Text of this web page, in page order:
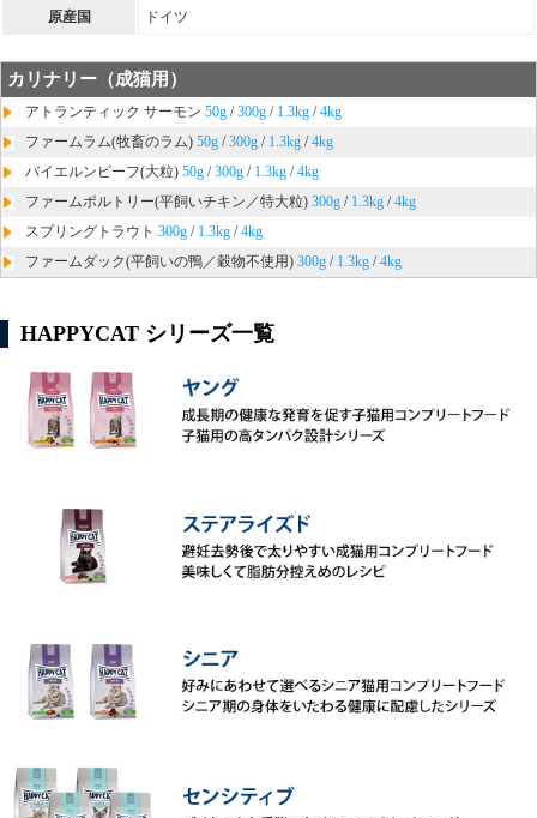
原産国 ドイツ
カリナリー（成猫用）
アトランティック サーモン 50g /300g / 1.3kg /4kg
ファームラム(牧畜のラム) 50g /300g / 1.3kg /4kg
バイエルンビーフ(大粒) 50g /300g / 1.3kg /4kg
ファームポルトリー(平飼いチキン／特大粒) 300g / 1.3kg /4kg
スプリングトラウト 300g / 1.3kg /4kg
ファームダック(平飼いの鴨／穀物不使用) 300g / 1.3kg /4kg
HAPPYCAT シリーズ一覧